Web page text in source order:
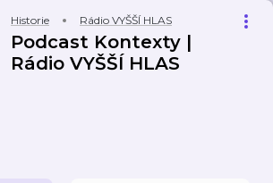
Historie Rádio VYŠŠÍ HLAS
Podcast Kontexty |
Rádio VYŠŠÍ HLAS